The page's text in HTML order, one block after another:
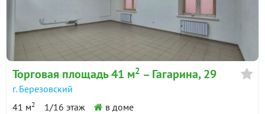
Торговая площадь 41 м2 – Гагарина, 29
г. Березовский
41 м2 1/16 этаж в доме